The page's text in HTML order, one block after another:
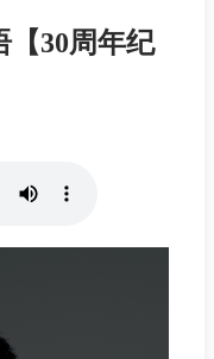
【30周年纪